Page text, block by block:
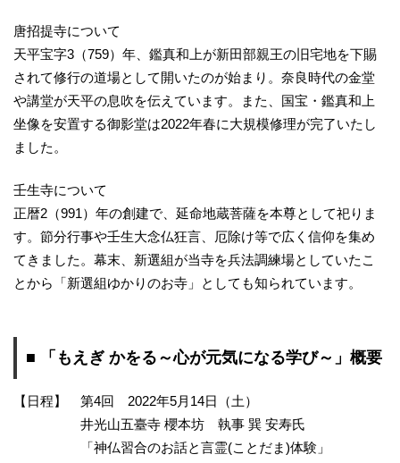
唐招提寺について
天平宝字3（759）年、鑑真和上が新田部親王の旧宅地を下賜
されて修行の道場として開いたのが始まり。奈良時代の金堂
や講堂が天平の息吹を伝えています。また、国宝・鑑真和上
坐像を安置する御影堂は2022年春に大規模修理が完了いたし
ました。
壬生寺について
正暦2（991）年の創建で、延命地蔵菩薩を本尊として祀りま
す。節分行事や壬生大念仏狂言、厄除け等で広く信仰を集め
てきました。幕末、新選組が当寺を兵法調練場としていたこ
とから「新選組ゆかりのお寺」としても知られています。
■ 「もえぎ かをる～心が元気になる学び～」概要
【日程】 第4回 2022年5月14日（土）
井光山五臺寺 櫻本坊 執事 巽 安寿氏
「神仏習合のお話と言霊(ことだま)体験」